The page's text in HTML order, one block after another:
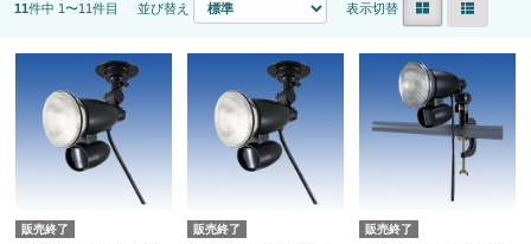
11件中 1〜11件目 並び替え 表示切替
販売終了 販売終了 販売終了